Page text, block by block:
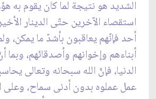
الشديد هو نتيجة لما كان يقوم به
استقصاء الآخرين حتّى الدينار
أحد فإنّهم يعاقبون بأشدّ ما يمكن،
أبناءهم وإخوانهم وأصدقائهم، وبما
الدنيا، فإنّ الله سبحانه وتعالى
عمل عملوه بدون أدنى سماح،